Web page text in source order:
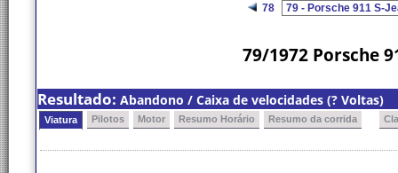
78
79/1972 Porsche
Resultado: Abandono / Caixa de velocidades (? Voltas)
Viatura Pilotos Motor Resumo Horário Resumo da corrida